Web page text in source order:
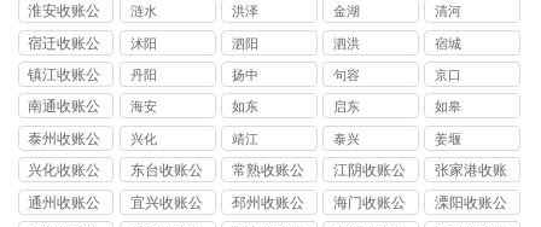
司
淮安收账公
司
涟水 洪泽 金湖 清河
宿迁收账公
司
沭阳 泗阳 泗洪 宿城
镇江收账公
司
丹阳 扬中 句容 京口
南通收账公
司
海安 如东 启东 如皋
泰州收账公
司
兴化 靖江 泰兴 姜堰
兴化收账公
司
东台收账公
司
常熟收账公
司
江阴收账公
司
张家港收账
公司
通州收账公
宜兴收账公
邳州收账公
海门收账公
溧阳收账公